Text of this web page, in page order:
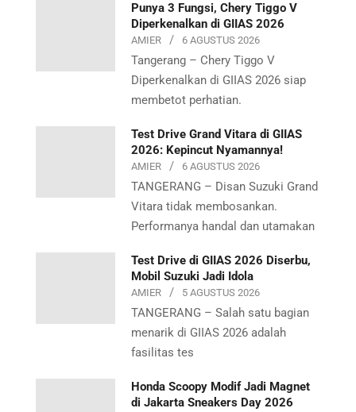
Punya 3 Fungsi, Chery Tiggo V
Diperkenalkan di GIIAS 2026
AMIER 6 AGUSTUS 2026
Tangerang – Chery Tiggo V
Diperkenalkan di GIIAS 2026 siap
membetot perhatian.
Test Drive Grand Vitara di GIIAS
2026: Kepincut Nyamannya!
AMIER 6 AGUSTUS 2026
TANGERANG – Disan Suzuki Grand
Vitara tidak membosankan.
Performanya handal dan utamakan
Test Drive di GIIAS 2026 Diserbu,
Mobil Suzuki Jadi Idola
AMIER 5 AGUSTUS 2026
TANGERANG – Salah satu bagian
menarik di GIIAS 2026 adalah
fasilitas tes
Honda Scoopy Modif Jadi Magnet
di Jakarta Sneakers Day 2026